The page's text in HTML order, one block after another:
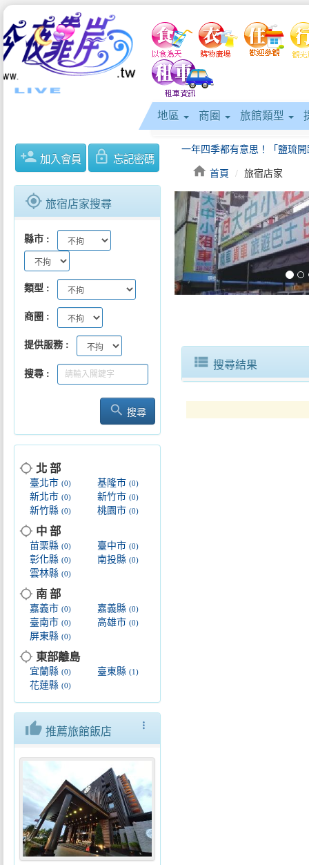
地區 商圈 旅館類型
person_add 加入會員 lock_outline 忘記密碼
gps_fixed 旅宿店家搜尋
縣市
類型
商圈
提供服務
搜尋
search 搜尋
location_searching 北 部
臺北市 (0) 基隆市(0)
新北市 (0) 新竹市(0)
新竹縣 (0) 桃園市(0)
location_searching 中 部
苗栗縣 (0) 臺中市(0)
彰化縣 (0) 南投縣(0)
雲林縣 (0)
location_searching 南 部
嘉義市 (0) 嘉義縣(0)
臺南市 (0) 高雄市(0)
屏東縣 (0)
location_searching 東部離島
宜蘭縣 (0) 臺東縣(1)
花蓮縣 (0)
more_vert
thumb_up 推薦旅館飯店
home 首頁 旅宿店家
keyboard_arrow_left
view_list 搜尋結果